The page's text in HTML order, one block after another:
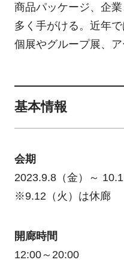
商品パッケージ、企
多く手がける。近年
個展やグループ展、ア
基本情報
会期
2023.9.8（金）～ 10.1
※9.12（火）は休廊
開廊時間
12:00～20:00